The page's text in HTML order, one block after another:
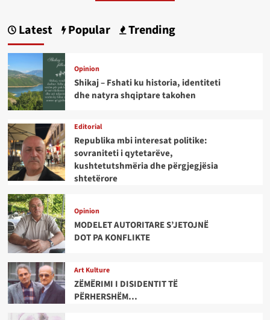
Latest Popular Trending
Opinion
Shikaj – Fshati ku historia, identiteti
dhe natyra shqiptare takohen
Editorial
Republika mbi interesat politike:
sovraniteti i qytetarëve,
kushtetutshmëria dhe përgjegjësia
shtetërore
Opinion
MODELET AUTORITARE S’JETOJNË
DOT PA KONFLIKTE
Art Kulture
ZËMËRIMI I DISIDENTIT TË
PËRHERSHËM…